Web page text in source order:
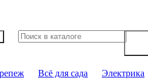
Всё для сада Электрика